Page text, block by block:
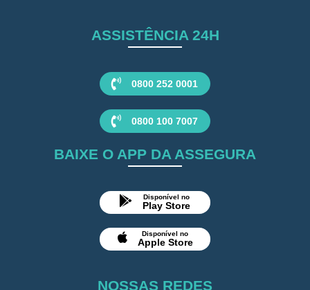
ASSISTÊNCIA 24H
0800 252 0001
0800 100 7007
BAIXE O APP DA ASSEGURA
Disponível no
Play Store
Disponível no
Apple Store
NOSSAS REDES